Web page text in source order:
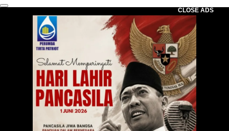
CLOSE ADS